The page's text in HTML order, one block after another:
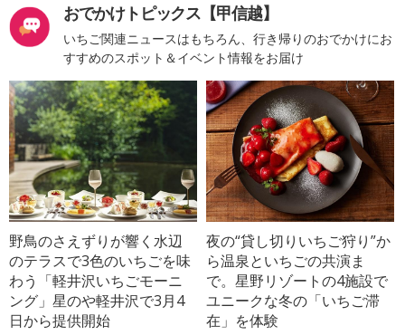
おでかけトピックス【甲信越】
いちご関連ニュースはもちろん、行き帰りのおでかけにお
すすめのスポット＆イベント情報をお届け
野鳥のさえずりが響く水辺
のテラスで3色のいちごを味
わう「軽井沢いちごモーニ
ング」星のや軽井沢で3月4
日から提供開始
夜の“貸し切りいちご狩り”か
ら温泉といちごの共演ま
で。星野リゾートの4施設で
ユニークな冬の「いちご滞
在」を体験